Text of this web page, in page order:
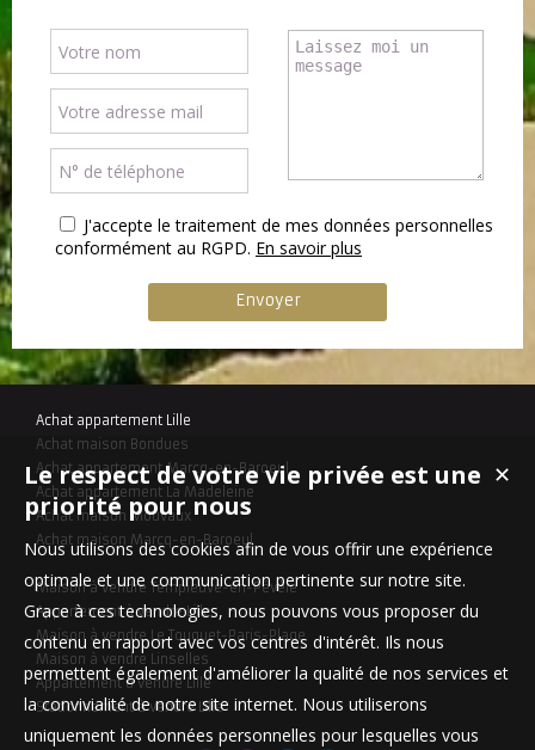
J'accepte le traitement de mes données personnelles
conformément au RGPD. En savoir plus
Achat appartement Lille
Achat maison Bondues
Achat appartement Marcq-en-Baroeul
Achat appartement La Madeleine
Achat maison Mouvaux
Achat maison Marcq-en-Baroeul
Maison à vendre Templeuve-en-Pévèle
Appartement à vendre Lille
Maison à vendre Le Touquet-Paris-Plage
Maison à vendre Linselles
Appartement à vendre Lille
Stationnement à vendre Lille
✕
Le respect de votre vie privée est une
priorité pour nous
Nous utilisons des cookies afin de vous offrir une expérience
optimale et une communication pertinente sur notre site.
Grace à ces technologies, nous pouvons vous proposer du
contenu en rapport avec vos centres d'intérêt. Ils nous
permettent également d'améliorer la qualité de nos services et
la convivialité de notre site internet. Nous utiliserons
uniquement les données personnelles pour lesquelles vous